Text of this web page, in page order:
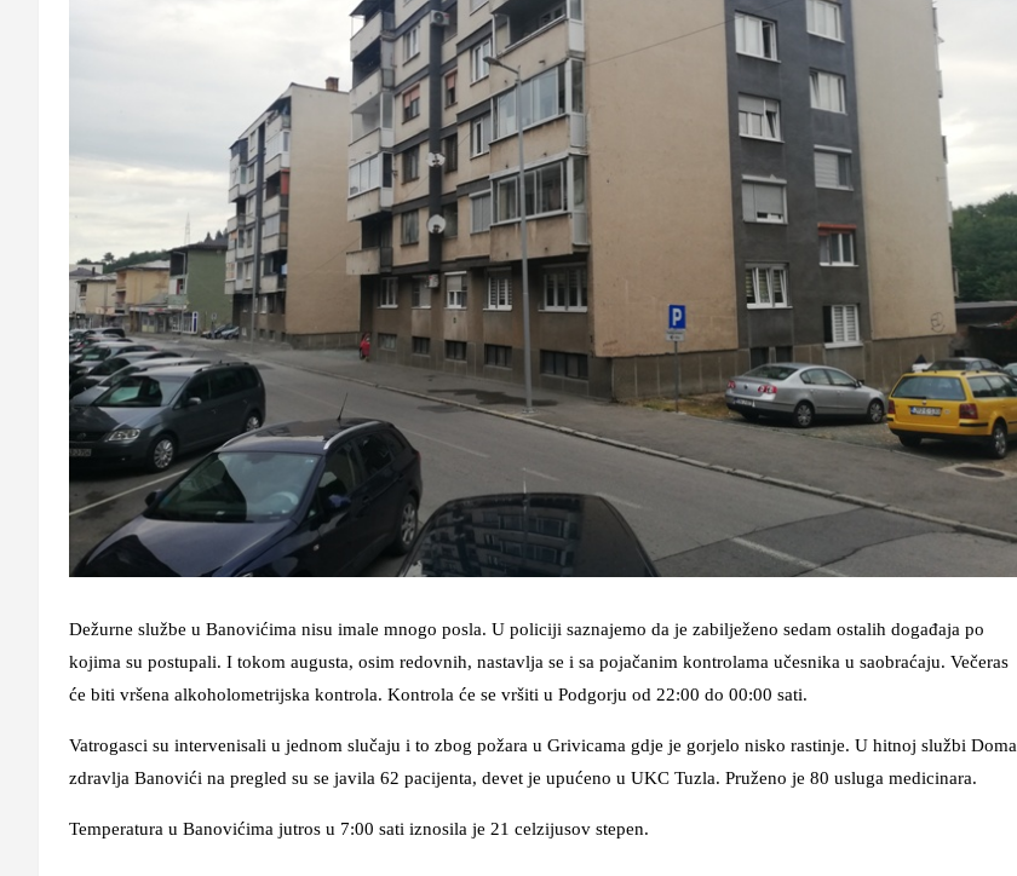
Dežurne službe u Banovićima nisu imale mnogo posla. U policiji saznajemo da je zabilježeno sedam ostalih događaja po
kojima su postupali. I tokom augusta, osim redovnih, nastavlja se i sa pojačanim kontrolama učesnika u saobraćaju. Večeras
će biti vršena alkoholometrijska kontrola. Kontrola će se vršiti u Podgorju od 22:00 do 00:00 sati.
Vatrogasci su intervenisali u jednom slučaju i to zbog požara u Grivicama gdje je gorjelo nisko rastinje. U hitnoj službi Doma
zdravlja Banovići na pregled su se javila 62 pacijenta, devet je upućeno u UKC Tuzla. Pruženo je 80 usluga medicinara.
Temperatura u Banovićima jutros u 7:00 sati iznosila je 21 celzijusov stepen.